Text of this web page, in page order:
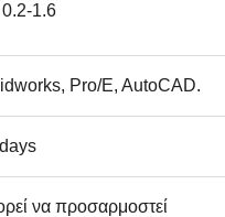
0.2-1.6
Pro/E, AutoCAD.
να προσαρμοστεί